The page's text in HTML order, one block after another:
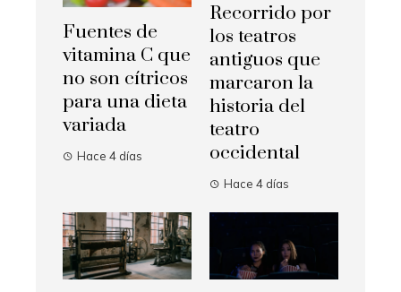
Fuentes de
vitamina C que
no son cítricos
para una dieta
variada
Hace 4 días
Recorrido por
los teatros
antiguos que
marcaron la
historia del
teatro
occidental
Hace 4 días